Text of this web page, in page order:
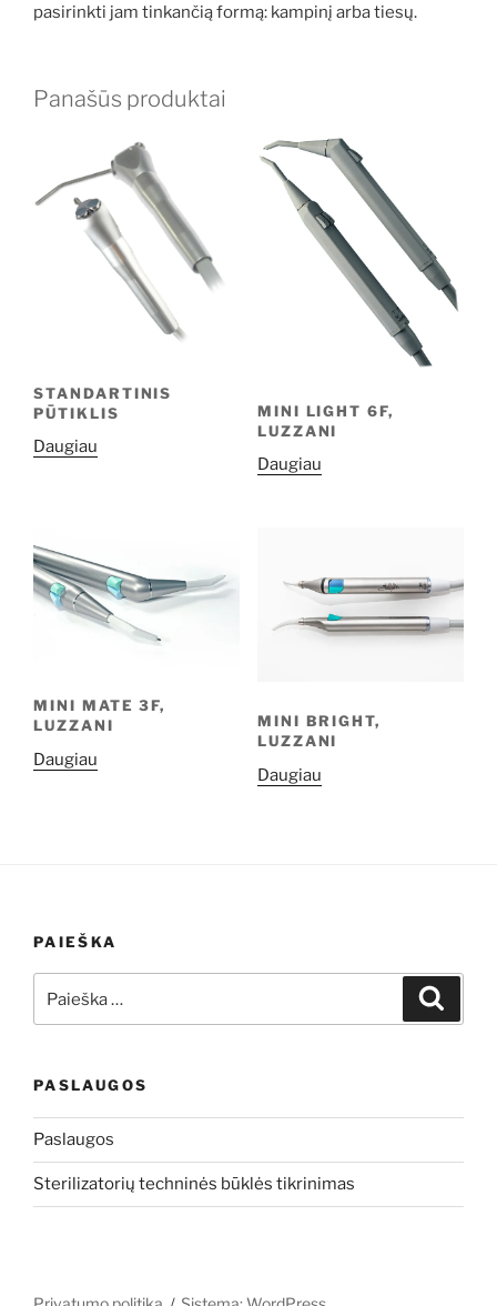
pasirinkti jam tinkančią formą: kampinį arba tiesų.
Panašūs produktai
STANDARTINIS
PŪTIKLIS
Daugiau
MINI LIGHT 6F,
LUZZANI
Daugiau
MINI MATE 3F,
LUZZANI
Daugiau
MINI BRIGHT,
LUZZANI
Daugiau
PAIEŠKA
PASLAUGOS
Paslaugos
Sterilizatorių techninės būklės tikrinimas